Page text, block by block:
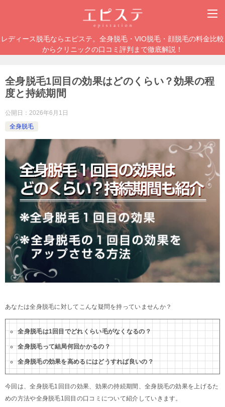
レディース脱毛ならエピステ。全身脱毛・VIO脱毛・顔脱毛の料金比較
からクリニックの口コミ評判まで徹底解説！
全身脱毛1回目の効果はどのくらい？効果の程
度と持続期間
公開日： 2026年6月1日
全身脱毛
あなたは全身脱毛に対してこんな疑問を持っていませんか？
全身脱毛は1回目でどれくらい毛がなくなるの？
全身脱毛って結局何回かかるの？
全身脱毛の効果を高めるにはどうすれば良いの？
今回は、全身脱毛1回目の効果、効果の持続期間、全身脱毛の効果を上げるた
めの方法や全身脱毛1回目の口コミについて紹介していきます。